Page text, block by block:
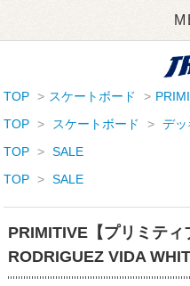
TOP > スケートボード >
TOP > スケートボード > デッ
TOP > SALE
TOP > SALE
PRIMITIVE【プリミテ
RODRIGUEZ VIDA